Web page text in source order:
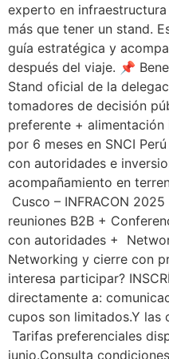
experto en
más que tener un stand.
guía estratégica y
después del viaje. 📌
Stand oficial de la
tomadores de decisión
preferente +
por 6 meses en SNCI
con autoridades e
acompañamiento en
Cusco – INFRACON
reuniones B2B +
con autoridades +
Networking y cierre con
interesa participar?
directamente a:
cupos son limitados.Y las
Tarifas preferenciales
junio.Consulta